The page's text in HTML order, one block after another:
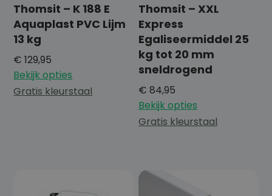
Thomsit – K 188 E
Aquaplast PVC Lijm
13 kg
€ 129,95
Bekijk opties
Gratis kleurstaal
Thomsit – XXL
Express
Egaliseermiddel 25
kg tot 20 mm
sneldrogend
€ 84,95
Bekijk opties
Gratis kleurstaal